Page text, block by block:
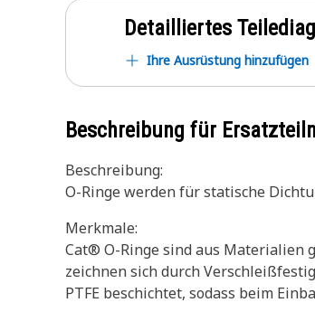
Detailliertes
Ihre Ausrüstung hinzufügen
Beschreibung für
Beschreibung:
O-Ringe werden für statische
Merkmale:
Cat® O-Ringe sind aus Materialien
zeichnen sich durch
PTFE beschichtet, sodass beim